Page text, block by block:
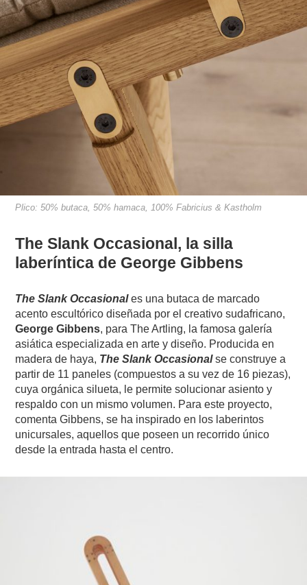
Plico: 50% butaca, 50% hamaca, 100% Fabricius & Kastholm
The Slank Occasional, la silla
laberíntica de George Gibbens
The Slank Occasionales una butaca de marcado
acento escultórico diseñada por el creativo sudafricano,
George Gibbens, para The Artling, la famosa galería
asiática especializada en arte y diseño. Producida en
madera de haya, The Slank Occasionalse construye a
partir de 11 paneles (compuestos a su vez de 16 piezas),
cuya orgánica silueta, le permite solucionar asiento y
respaldo con un mismo volumen. Para este proyecto,
comenta Gibbens, se ha inspirado en los laberintos
unicursales, aquellos que poseen un recorrido único
desde la entrada hasta el centro.